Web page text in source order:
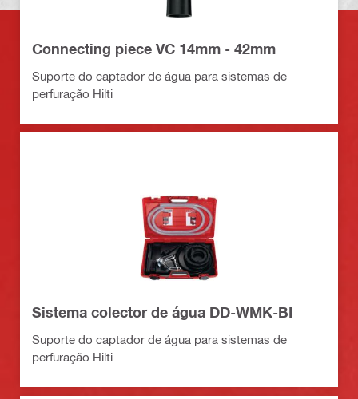
Connecting piece VC 14mm - 42mm
Suporte do captador de água para sistemas de
perfuração Hilti
Sistema colector de água DD-WMK-BI
Suporte do captador de água para sistemas de
perfuração Hilti